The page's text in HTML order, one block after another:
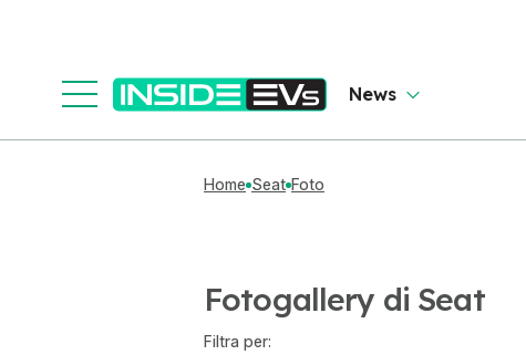
News
Home Seat Foto
Fotogallery di Seat
Filtra per: